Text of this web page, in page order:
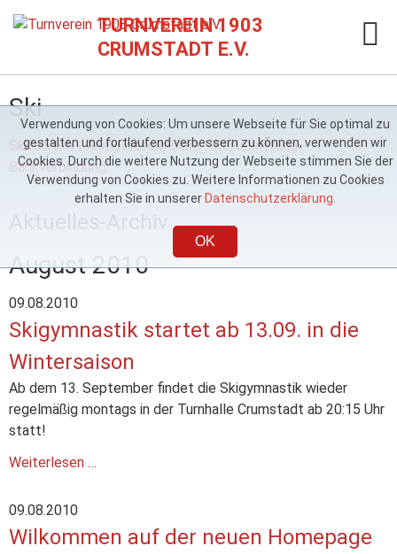
TURNVEREIN 1903
CRUMSTADT E.V.
Ski
Skifahrten-Anmeldeformulare-Reisesatzung-
Bankverbindung
Aktuelles-Archiv
August 2010
09.08.2010
Skigymnastik startet ab 13.09. in die
Wintersaison
Ab dem 13. September findet die Skigymnastik wieder
regelmäßig montags in der Turnhalle Crumstadt ab 20:15 Uhr
statt!
Weiterlesen …
09.08.2010
Wilkommen auf der neuen Homepage
Verwendung von Cookies: Um unsere Webseite für Sie optimal zu
gestalten und fortlaufend verbessern zu können, verwenden wir
Cookies. Durch die weitere Nutzung der Webseite stimmen Sie der
Verwendung von Cookies zu. Weitere Informationen zu Cookies
erhalten Sie in unserer Datenschutzerklärung.
OK